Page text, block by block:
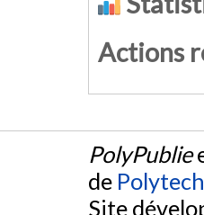
Actions
PolyPublie
de
Site